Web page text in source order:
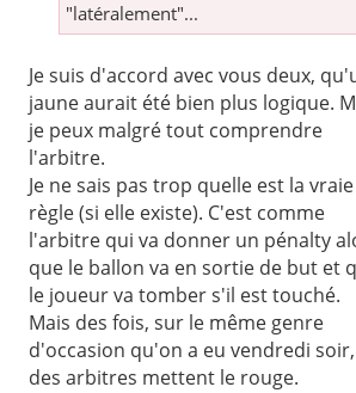
"latéralement"...
Je suis d'accord avec vous deux,
jaune aurait été bien plus logique.
je peux malgré tout comprendre
l'arbitre.
Je ne sais pas trop quelle est la vraie
règle (si elle existe). C'est comme
l'arbitre qui va donner un pénalty
que le ballon va en sortie de but et
le joueur va tomber s'il est touché.
Mais des fois, sur le même genre
d'occasion qu'on a eu vendredi soir,
des arbitres mettent le rouge.